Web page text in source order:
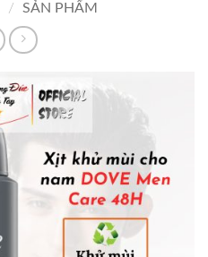
/ SẢN PHẨM